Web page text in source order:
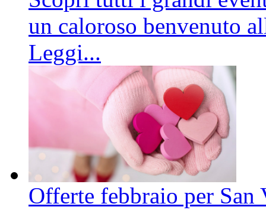
un caloroso benvenuto
Leggi...
Offerte febbraio per